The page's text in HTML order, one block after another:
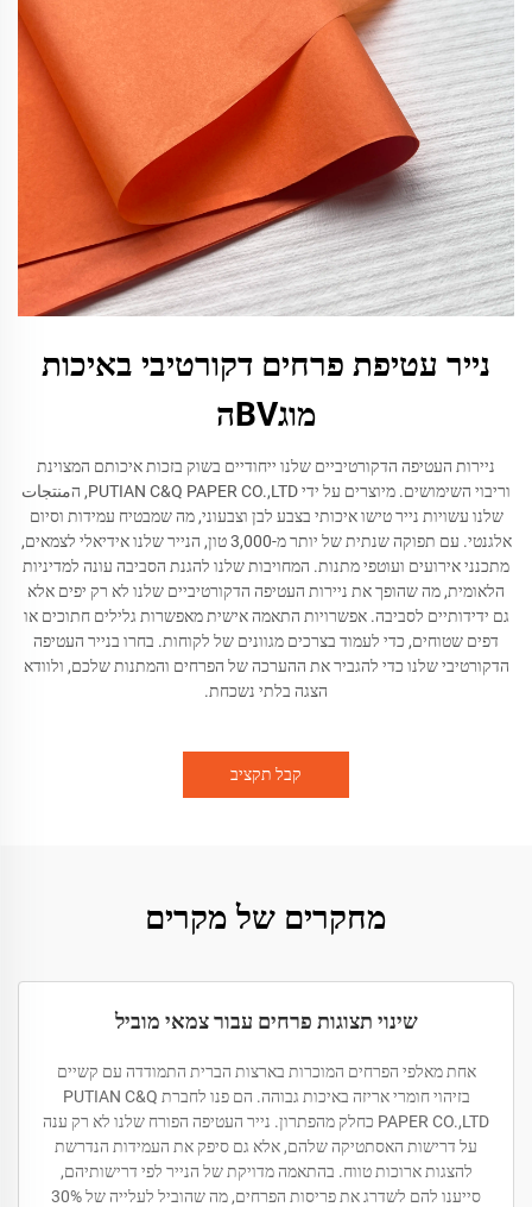
נייר עטיפת פרחים דקורטיבי באיכות
מוגBVה
ניירות העטיפה הדקורטיביים שלנו ייחודיים בשוק בזכות איכותם המצוינת
וריבוי השימושים. מיוצרים על ידי PUTIAN C&Q PAPER CO.,LTD, הمنتجات
שלנו עשויות נייר טישו איכותי בצבע לבן וצבעוני, מה שמבטיח עמידות וסיום
אלגנטי. עם תפוקה שנתית של יותר מ-3,000 טון, הנייר שלנו אידיאלי לצמאים,
מתכנני אירועים ועוטפי מתנות. המחויבות שלנו להגנת הסביבה עונה למדיניות
הלאומית, מה שהופך את ניירות העטיפה הדקורטיביים שלנו לא רק יפים אלא
גם ידידותיים לסביבה. אפשרויות התאמה אישית מאפשרות גלילים חתוכים או
דפים שטוחים, כדי לעמוד בצרכים מגוונים של לקוחות. בחרו בנייר העטיפה
הדקורטיבי שלנו כדי להגביר את ההערכה של הפרחים והמתנות שלכם, ולוודא
הצגה בלתי נשכחת.
קבל תקציב
מחקרים של מקרים
שינוי תצוגות פרחים עבור צמאי מוביל
אחת מאלפי הפרחים המוכרות בארצות הברית התמודדה עם קשיים
בזיהוי חומרי אריזה באיכות גבוהה. הם פנו לחברת PUTIAN C&Q
PAPER CO.,LTD כחלק מהפתרון. נייר העטיפה הפורח שלנו לא רק ענה
על דרישות האסתטיקה שלהם, אלא גם סיפק את העמידות הנדרשת
להצגות ארוכות טווח. בהתאמה מדויקת של הנייר לפי דרישותיהם,
סייענו להם לשדרג את פריסות הפרחים, מה שהוביל לעלייה של 30%